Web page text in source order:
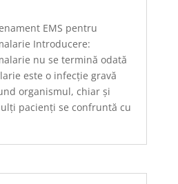
EMS pentru
Introducere:
nu se termină odată
este o infecție gravă
organismul, chiar și
pacienți se confruntă cu